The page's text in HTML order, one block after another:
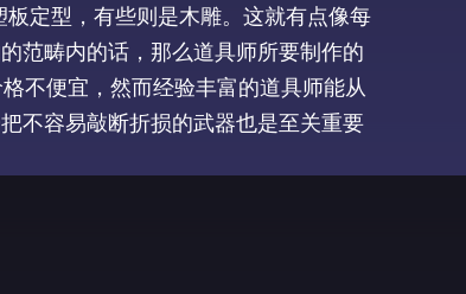
定型，有些则是木雕。这就有点像每
范畴内的话，那么道具师所要制作的
不便宜，然而经验丰富的道具师能从
不容易敲断折损的武器也是至关重要